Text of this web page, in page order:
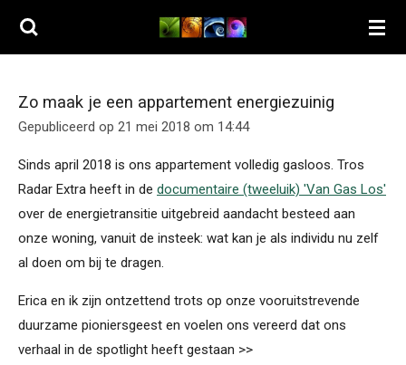
Ga
de
hoofdinhoud
Zo maak je een appartement energiezuinig
Gepubliceerd op 21 mei 2018 om 14:44
Sinds april 2018 is ons appartement volledig gasloos. Tros
Radar Extra heeft in de documentaire (tweeluik) 'Van Gas Los'
over de energietransitie uitgebreid aandacht besteed aan
onze woning, vanuit de insteek: wat kan je als individu nu zelf
al doen om bij te dragen.
Erica en ik zijn ontzettend trots op onze vooruitstrevende
duurzame pioniersgeest en voelen ons vereerd dat ons
verhaal in de spotlight heeft gestaan >>